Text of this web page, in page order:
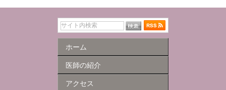
ホーム
医師の紹介
アクセス